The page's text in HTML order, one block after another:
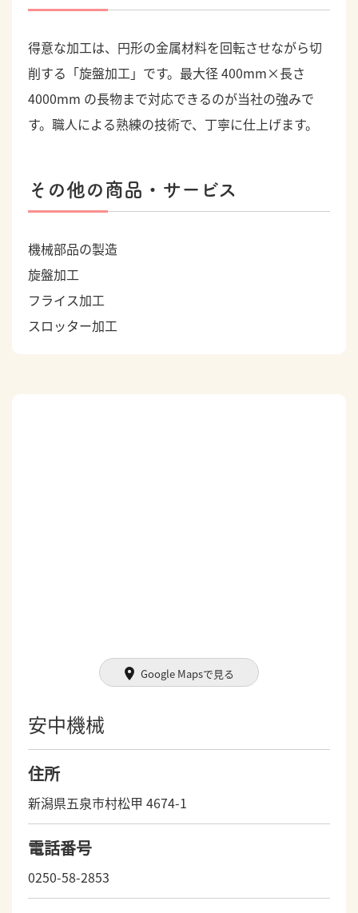
得意な加工は、円形の金属材料を回転させながら切
削する「旋盤加工」です。最大径 400mm×長さ
4000mm の長物まで対応できるのが当社の強みで
す。職人による熟練の技術で、丁寧に仕上げます。
その他の商品・サービス
機械部品の製造
旋盤加工
フライス加工
スロッター加工
Google Mapsで見る
安中機械
住所
新潟県五泉市村松甲 4674-1
電話番号
0250-58-2853